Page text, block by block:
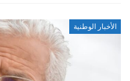
الأخبار الوطنية